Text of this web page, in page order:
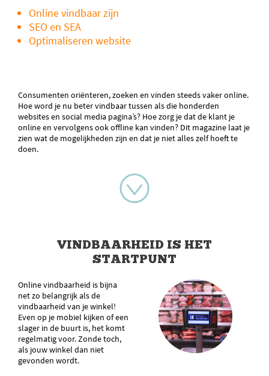
Online vindbaar zijn
SEO en SEA
Optimaliseren website
Consumenten oriënteren, zoeken en vinden steeds vaker online.
Hoe word je nu beter vindbaar tussen als die honderden
websites en social media pagina’s? Hoe zorg je dat de klant je
online en vervolgens ook offline kan vinden? Dit magazine laat je
zien wat de mogelijkheden zijn en dat je niet alles zelf hoeft te
doen.
VINDBAARHEID IS HET
STARTPUNT
Online vindbaarheid is bijna
net zo belangrijk als de
vindbaarheid van je winkel!
Even op je mobiel kijken of een
slager in de buurt is, het komt
regelmatig voor. Zonde toch,
als jouw winkel dan niet
gevonden wordt.